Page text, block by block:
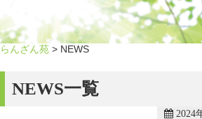
らんざん苑 > NEWS
NEWS一覧
2024